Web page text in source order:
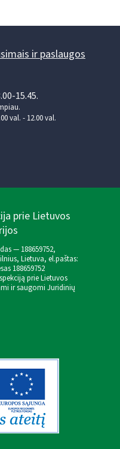
ir paslaugos
15.45.
val. - 12.00 val.
prie Lietuvos
— 188659752,
Lietuva, el.paštas:
188659752
prie Lietuvos
ir saugomi Juridinių